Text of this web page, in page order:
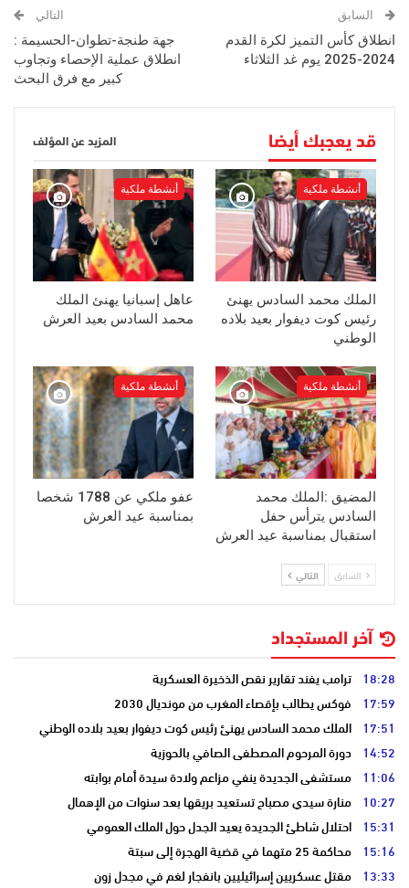
السابق
انطلاق كأس التميز لكرة القدم
2024-2025 يوم غد الثلاثاء
التالي
جهة طنجة-تطوان-الحسيمة :
انطلاق عملية الإحصاء وتجاوب
كبير مع فرق البحث
قد يعجبك أيضا المزيد عن المؤلف
أنشطة ملكية
الملك محمد السادس يهنئ
رئيس كوت ديفوار بعيد بلاده
الوطني
أنشطة ملكية
عاهل إسبانيا يهنئ الملك
محمد السادس بعيد العرش
أنشطة ملكية
المضيق :الملك محمد
السادس يترأس حفل
استقبال بمناسبة عيد العرش
أنشطة ملكية
عفو ملكي عن 1788 شخصا
بمناسبة عيد العرش
السابق التالي
آخر المستجداد
18:28 ترامب يفند تقارير نقص الذخيرة العسكرية
17:59 فوكس يطالب بإقصاء المغرب من مونديال 2030
17:51 الملك محمد السادس يهنئ رئيس كوت ديفوار بعيد بلاده الوطني
14:52 دورة المرحوم المصطفى الصافي بالحوزية
11:06 مستشفى الجديدة ينفي مزاعم ولادة سيدة أمام بوابته
10:27 منارة سيدي مصباح تستعيد بريقها بعد سنوات من الإهمال
15:31 احتلال شاطئ الجديدة يعيد الجدل حول الملك العمومي
15:16 محاكمة 25 متهما في قضية الهجرة إلى سبتة
13:33 مقتل عسكريين إسرائيليين بانفجار لغم في مجدل زون